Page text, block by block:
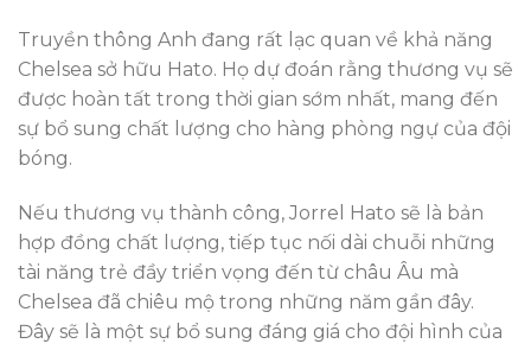
Truyền thông Anh đang rất lạc quan về khả năng
Chelsea sở hữu Hato. Họ dự đoán rằng thương vụ sẽ
được hoàn tất trong thời gian sớm nhất, mang đến
sự bổ sung chất lượng cho hàng phòng ngự của đội
bóng.
Nếu thương vụ thành công, Jorrel Hato sẽ là bản
hợp đồng chất lượng, tiếp tục nối dài chuỗi những
tài năng trẻ đầy triển vọng đến từ châu Âu mà
Chelsea đã chiêu mộ trong những năm gần đây.
Đây sẽ là một sự bổ sung đáng giá cho đội hình của